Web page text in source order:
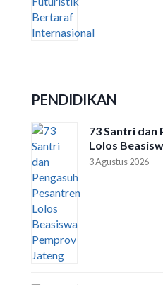
PENDIDIKAN
73 Santri dan
Lolos
3 Agustus 2026